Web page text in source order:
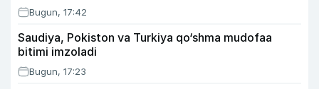
Bugun, 17:42
Saudiya, Pokiston va Turkiya qo‘shma mudofaa
bitimi imzoladi
Bugun, 17:23